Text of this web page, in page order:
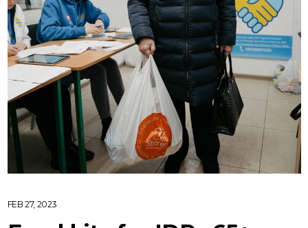
FEB 27, 2023